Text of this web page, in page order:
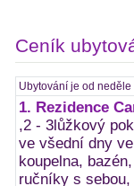
Ceník
Ubytování je od
1. Rezidence
,2 - 3lůžkový
ve všední dny
koupelna,
ručníky s